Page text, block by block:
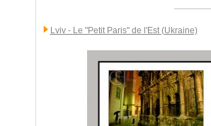
Lviv - Le "Petit Paris" de l'Est (Ukraine)